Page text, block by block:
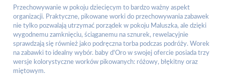
Przechowywanie w pokoju dziecięcym to bardzo ważny aspekt
organizacji. Praktyczne, pikowane worki do przechowywania zabawek
nie tylko pozwalają utrzymać porządek w pokoju Maluszka, ale dzięki
wygodnemu zamknięciu, ściąganemu na sznurek, rewelacyjnie
sprawdzają się również jako podręczna torba podczas podróży. Worek
na zabawki to idealny wybór. baby d'Oro w swojej ofercie posiada trzy
wersje kolorystyczne worków pikowanych: różowy, błękitny oraz
miętowym.